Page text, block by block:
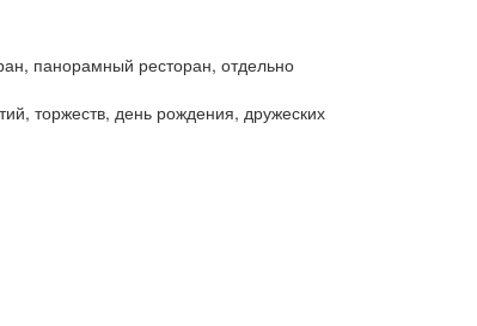
панорамный ресторан, отдельно
торжеств, день рождения, дружеских